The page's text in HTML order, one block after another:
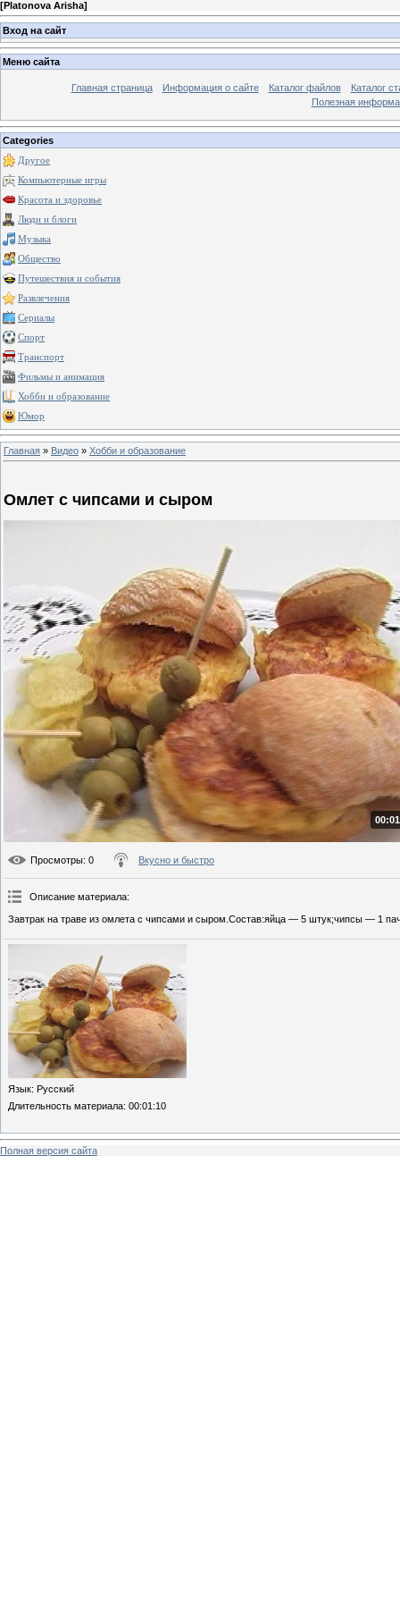
[Platonova Arisha]
Вход на сайт
Меню сайта
Главная страница Информация о сайте Каталог файлов
Каталог
Полезная
Categories
Другое
Компьютерные игры
Красота и здоровье
Люди и блоги
Музыка
Общество
Путешествия и события
Развлечения
Сериалы
Спорт
Транспорт
Фильмы и анимация
Хобби и образование
Юмор
Главная » Видео » Хобби и образование
Омлет с чипсами и сыром
Просмотры: 0 Вкусно и быстро
Описание материала:
Завтрак на траве из омлета с чипсами и сыром.Состав:яйца — 5 штук;чипсы — 1
Язык: Русский
Длительность материала: 00:01:10
Полная версия сайта